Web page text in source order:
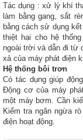
Tác dụng : xử lý khí
làm bằng gang, sắt
bằng cách sử dụng
thiệt hại cho hệ
ngoài trời và dẫn đi từ
xả của máy phát điện
Hệ thống bôi trơn
Có tác dụng giúp
Động cơ của máy
một máy bơm. Cần
Kiểm tra ngăn ngừa
điện hoạt động.